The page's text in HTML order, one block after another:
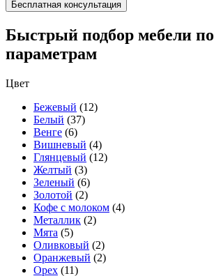
Быстрый подбор мебели по
параметрам
Цвет
Бежевый (12)
Белый (37)
Венге (6)
Вишневый (4)
Глянцевый (12)
Желтый (3)
Зеленый (6)
Золотой (2)
Кофе с молоком (4)
Металлик (2)
Мята (5)
Оливковый (2)
Оранжевый (2)
Орех (11)